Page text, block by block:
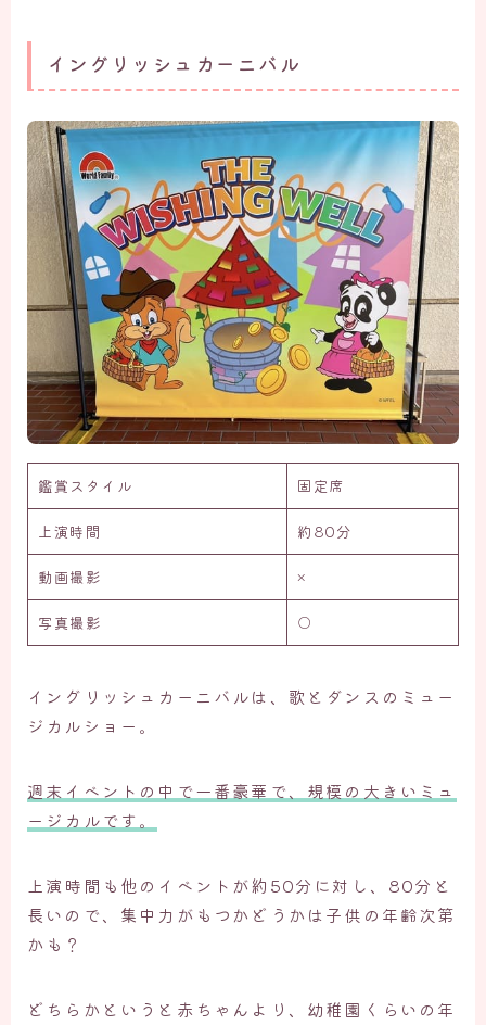
イングリッシュカーニバル
鑑賞スタイル 固定席
上演時間 約80分
動画撮影 ×
写真撮影 ○
イングリッシュカーニバルは、歌とダンスのミュー
ジカルショー。
週末イベントの中で一番豪華で、規模の大きいミュ
ージカルです。
上演時間も他のイベントが約50分に対し、80分と
長いので、集中力がもつかどうかは子供の年齢次第
かも？
どちらかというと赤ちゃんより、幼稚園くらいの年